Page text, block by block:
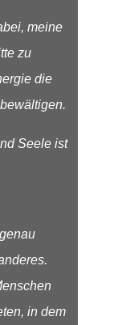
meine
zu
die
Seele ist
in dem